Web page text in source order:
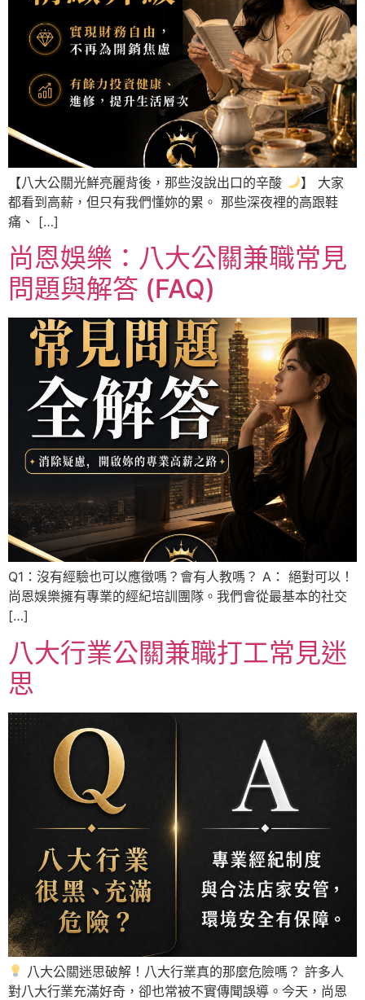
【八大公關光鮮亮麗背後，那些沒說出口的辛酸
】 大家
都看到高薪，但只有我們懂妳的累。 那些深夜裡的高跟鞋
痛、 […]
尚恩娛樂：八大公關兼職常見
問題與解答 (FAQ)
Q1：沒有經驗也可以應徵嗎？會有人教嗎？ A： 絕對可以！
尚恩娛樂擁有專業的經紀培訓團隊。我們會從最基本的社交
[…]
八大行業公關兼職打工常見迷
思
八大公關迷思破解！八大行業真的那麼危險嗎？ 許多人
對八大行業充滿好奇，卻也常被不實傳聞誤導。今天，尚恩